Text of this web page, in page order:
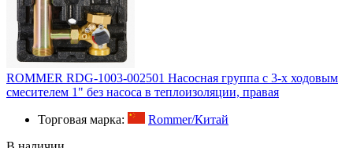
ROMMER RDG-1003-002501 Насосная группа с 3-х ходовым
смесителем 1" без насоса в теплоизоляции, правая
Торговая марка:
Rommer/Китай